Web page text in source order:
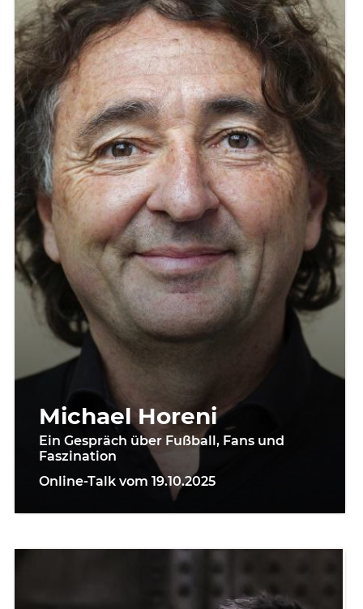
Michael Horeni
Ein Gespräch über Fußball, Fans und
Faszination
Online-Talk vom 19.10.2025